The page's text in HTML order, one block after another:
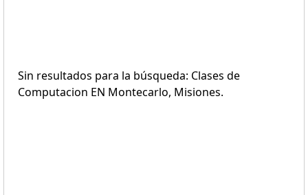
Sin resultados para la búsqueda: Clases de
Computacion EN Montecarlo, Misiones.